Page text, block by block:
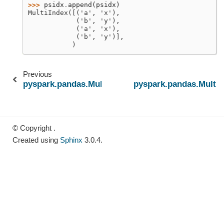
>>> psidx . append ( psidx )
MultiIndex([('a', 'x'),
            ('b', 'y'),
            ('a', 'x'),
            ('b', 'y')],
           )
Previous
pyspark.pandas.MultiIndex.value_counts
© Copyright .
Created using Sphinx 3.0.4.